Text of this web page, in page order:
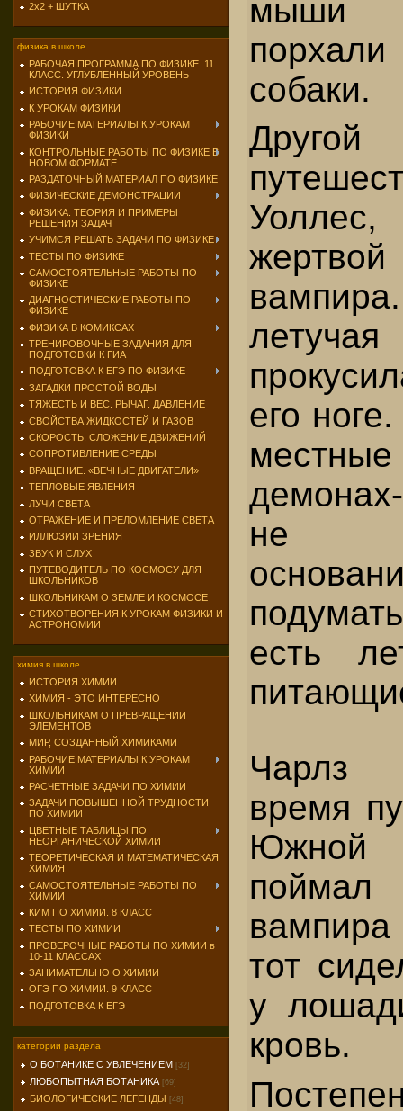
2х2 + ШУТКА
физика в школе
РАБОЧАЯ ПРОГРАММА ПО ФИЗИКЕ. 11
КЛАСС. УГЛУБЛЕННЫЙ УРОВЕНЬ
ИСТОРИЯ ФИЗИКИ
К УРОКАМ ФИЗИКИ
РАБОЧИЕ МАТЕРИАЛЫ К УРОКАМ
ФИЗИКИ
КОНТРОЛЬНЫЕ РАБОТЫ ПО ФИЗИКЕ В
НОВОМ ФОРМАТЕ
РАЗДАТОЧНЫЙ МАТЕРИАЛ ПО ФИЗИКЕ
ФИЗИЧЕСКИЕ ДЕМОНСТРАЦИИ
ФИЗИКА. ТЕОРИЯ И ПРИМЕРЫ
РЕШЕНИЯ ЗАДАЧ
УЧИМСЯ РЕШАТЬ ЗАДАЧИ ПО ФИЗИКЕ
ТЕСТЫ ПО ФИЗИКЕ
САМОСТОЯТЕЛЬНЫЕ РАБОТЫ ПО
ФИЗИКЕ
ДИАГНОСТИЧЕСКИЕ РАБОТЫ ПО
ФИЗИКЕ
ФИЗИКА В КОМИКСАХ
ТРЕНИРОВОЧНЫЕ ЗАДАНИЯ ДЛЯ
ПОДГОТОВКИ К ГИА
ПОДГОТОВКА К ЕГЭ ПО ФИЗИКЕ
ЗАГАДКИ ПРОСТОЙ ВОДЫ
ТЯЖЕСТЬ И ВЕС. РЫЧАГ. ДАВЛЕНИЕ
СВОЙСТВА ЖИДКОСТЕЙ И ГАЗОВ
СКОРОСТЬ. СЛОЖЕНИЕ ДВИЖЕНИЙ
СОПРОТИВЛЕНИЕ СРЕДЫ
ВРАЩЕНИЕ. «ВЕЧНЫЕ ДВИГАТЕЛИ»
ТЕПЛОВЫЕ ЯВЛЕНИЯ
ЛУЧИ СВЕТА
ОТРАЖЕНИЕ И ПРЕЛОМЛЕНИЕ СВЕТА
ИЛЛЮЗИИ ЗРЕНИЯ
ЗВУК И СЛУХ
ПУТЕВОДИТЕЛЬ ПО КОСМОСУ ДЛЯ
ШКОЛЬНИКОВ
ШКОЛЬНИКАМ О ЗЕМЛЕ И КОСМОСЕ
СТИХОТВОРЕНИЯ К УРОКАМ ФИЗИКИ И
АСТРОНОМИИ
химия в школе
ИСТОРИЯ ХИМИИ
ХИМИЯ - ЭТО ИНТЕРЕСНО
ШКОЛЬНИКАМ О ПРЕВРАЩЕНИИ
ЭЛЕМЕНТОВ
МИР, СОЗДАННЫЙ ХИМИКАМИ
РАБОЧИЕ МАТЕРИАЛЫ К УРОКАМ
ХИМИИ
РАСЧЕТНЫЕ ЗАДАЧИ ПО ХИМИИ
ЗАДАЧИ ПОВЫШЕННОЙ ТРУДНОСТИ
ПО ХИМИИ
ЦВЕТНЫЕ ТАБЛИЦЫ ПО
НЕОРГАНИЧЕСКОЙ ХИМИИ
ТЕОРЕТИЧЕСКАЯ И МАТЕМАТИЧЕСКАЯ
ХИМИЯ
САМОСТОЯТЕЛЬНЫЕ РАБОТЫ ПО
ХИМИИ
КИМ ПО ХИМИИ. 8 КЛАСС
ТЕСТЫ ПО ХИМИИ
ПРОВЕРОЧНЫЕ РАБОТЫ ПО ХИМИИ в
10-11 КЛАССАХ
ЗАНИМАТЕЛЬНО О ХИМИИ
ОГЭ ПО ХИМИИ. 9 КЛАСС
ПОДГОТОВКА К ЕГЭ
категории раздела
О БОТАНИКЕ С УВЛЕЧЕНИЕМ [32]
ЛЮБОПЫТНАЯ БОТАНИКА [69]
БИОЛОГИЧЕСКИЕ ЛЕГЕНДЫ [48]
мыши
собаки.
его
не
есть
Чарлз
время
поймал
тот
у
кровь.